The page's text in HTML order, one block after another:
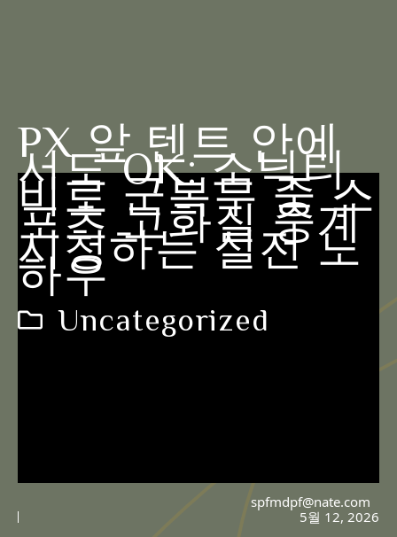
PX 앞 텐트 안에
서도 OK: 소닉티
비로 군복무 중 스
포츠 고화질 중계
시청하는 실전 노
하우
Uncategorized
spfmdpf@nate.com
5월 12, 2026